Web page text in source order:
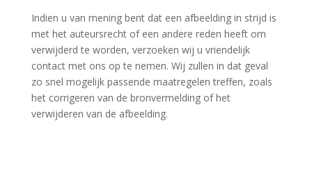
Indien u van mening bent dat een afbeelding in strijd is
met het auteursrecht of een andere reden heeft om
verwijderd te worden, verzoeken wij u vriendelijk
contact met ons op te nemen. Wij zullen in dat geval
zo snel mogelijk passende maatregelen treffen, zoals
het corrigeren van de bronvermelding of het
verwijderen van de afbeelding.